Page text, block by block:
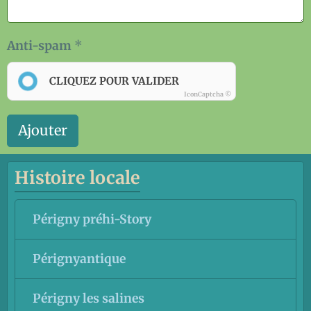
Anti-spam
CLIQUEZ POUR VALIDER
IconCaptcha ©
Ajouter
Histoire locale
Périgny préhi-Story
Pérignyantique
Périgny les salines